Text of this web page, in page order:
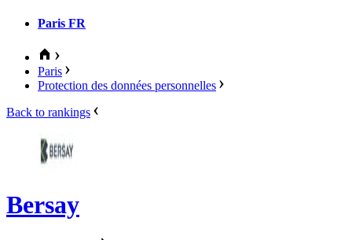
Paris FR
Paris
Protection des données personnelles
Back to rankings
Bersay